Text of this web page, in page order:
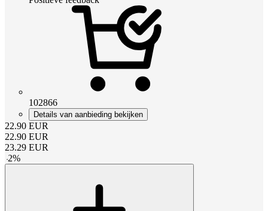
102866
Details van aanbieding bekijken
22.90 EUR
22.90 EUR
23.29 EUR
-2%